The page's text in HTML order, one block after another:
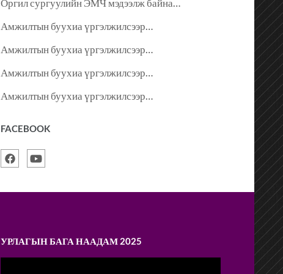
Оргил сургуулийн ЭМЧ мэдээлж байна…
Амжилтын буухиа үргэлжилсээр…
Амжилтын буухиа үргэлжилсээр…
Амжилтын буухиа үргэлжилсээр…
Амжилтын буухиа үргэлжилсээр…
FACEBOOK
УРЛАГЫН БАГА НААДАМ 2025